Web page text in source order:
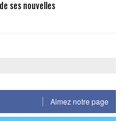
ses nouvelles
Aimez notre page